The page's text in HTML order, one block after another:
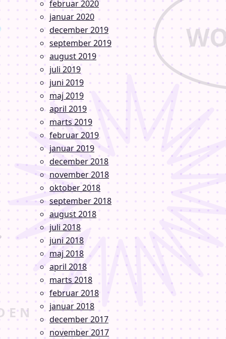
februar 2020
januar 2020
december 2019
september 2019
august 2019
juli 2019
juni 2019
maj 2019
april 2019
marts 2019
februar 2019
januar 2019
december 2018
november 2018
oktober 2018
september 2018
august 2018
juli 2018
juni 2018
maj 2018
april 2018
marts 2018
februar 2018
januar 2018
december 2017
november 2017